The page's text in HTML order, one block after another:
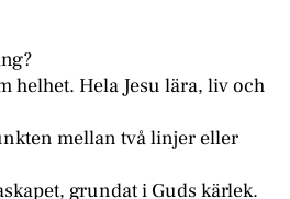
helhet. Hela Jesu lära, liv och
mellan två linjer eller
grundat i Guds kärlek.